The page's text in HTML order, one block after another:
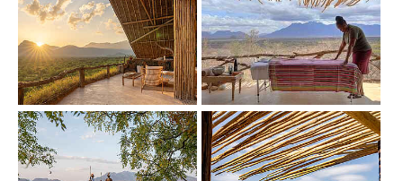
Show larger version Show larger version